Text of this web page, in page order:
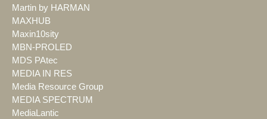
Martin by HARMAN
MAXHUB
Maxin10sity
MBN-PROLED
MDS PAtec
MEDIA IN RES
Media Resource Group
MEDIA SPECTRUM
MediaLantic